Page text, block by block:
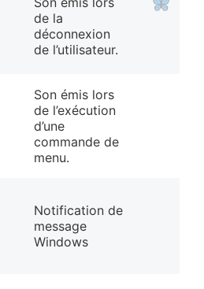
de la
déconnexion
de l’utilisateur.
Son émis lors
de l’exécution
d’une
commande de
menu.
Notification de
message
Windows